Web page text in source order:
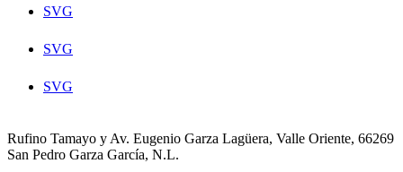
SVG
SVG
SVG
Rufino Tamayo y Av. Eugenio Garza Lagüera, Valle Oriente, 66269
San Pedro Garza García, N.L.